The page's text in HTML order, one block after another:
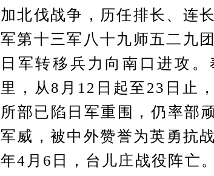
加北伐战争，历任排长、连
军第十三军八十九师五二九
日军转移兵力向南口进攻
里，从8月12日起至23日止
所部已陷日军重围，仍率部
军威，被中外赞誉为英勇抗
年4月6日，台儿庄战役阵亡